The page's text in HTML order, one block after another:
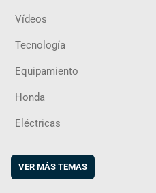
Vídeos
Tecnología
Equipamiento
Honda
Eléctricas
VER MÁS TEMAS